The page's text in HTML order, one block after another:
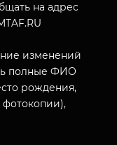
на адрес
изменений
полные ФИО
рождения,